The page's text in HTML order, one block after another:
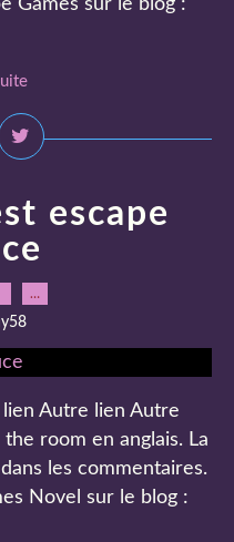
Games sur le blog :
escape
…
Autre lien Autre
room en anglais. La
les commentaires.
Novel sur le blog :